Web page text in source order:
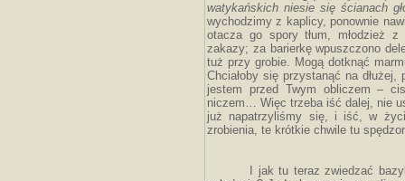
watykańskich niesie się ścianach
wychodzimy z kaplicy, ponownie
otacza go spory tłum, młodzież
zakazy; za barierkę wpuszczono
tuż przy grobie. Mogą dotknąć
Chciałoby się przystanąć na
jestem przed Twym obliczem –
niczem… Więc trzeba iść dalej, nie
już napatrzyliśmy się, i iść, w
zrobienia, te krótkie chwile tu
I jak tu teraz zwiedzać